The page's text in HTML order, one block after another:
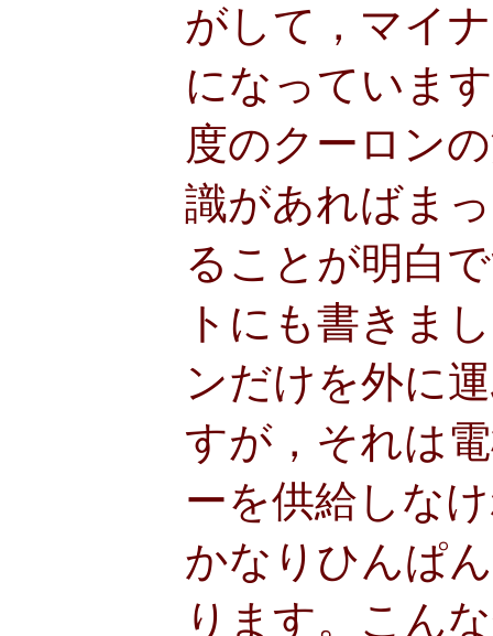
がして，マイ
になっていま
度のクーロン
識があればま
ることが明白
トにも書きま
ンだけを外に
すが，それは
ーを供給しな
かなりひんぱ
ります。こん